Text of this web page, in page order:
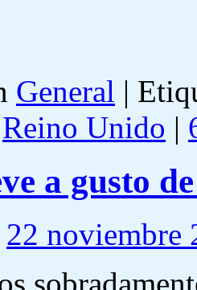
General |
Reino Unido |
a gusto
22 noviembre